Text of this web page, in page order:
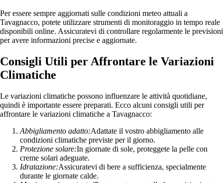
Per essere sempre aggiornati sulle condizioni meteo attuali a
Tavagnacco, potete utilizzare strumenti di monitoraggio in tempo reale
disponibili online. Assicuratevi di controllare regolarmente le previsioni
per avere informazioni precise e aggiornate.
Consigli Utili per Affrontare le Variazioni
Climatiche
Le variazioni climatiche possono influenzare le attività quotidiane,
quindi è importante essere preparati. Ecco alcuni consigli utili per
affrontare le variazioni climatiche a Tavagnacco:
Abbigliamento adatto:Adattate il vostro abbigliamento alle
condizioni climatiche previste per il giorno.
Protezione solare:In giornate di sole, proteggete la pelle con
creme solari adeguate.
Idratazione:Assicuratevi di bere a sufficienza, specialmente
durante le giornate calde.